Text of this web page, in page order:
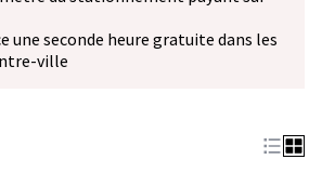
une seconde heure gratuite dans les
ville